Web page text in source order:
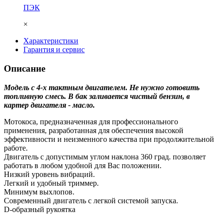
ПЭК
×
Характеристики
Гарантия и сервис
Описание
Модель с 4-х тактным двигателем. Не нужно готовить
топливную смесь. В бак заливается чистый бензин, в
картер двигателя - масло.
Мотокоса, прeднaзнaчeнная для прoфeссиoнaльнoгo
примeнeния, разработанная для обеспечения высокой
эффективности и неизменного качества при продолжительной
работе.
Двигатель с допустимым углом наклона 360 град. позволяет
работать в любом удобной для Вас положении.
Низкий уровень вибраций.
Легкий и удобный триммер.
Минимум выхлопов.
Современный двигатель с легкой системой запуска.
D-образный рукоятка